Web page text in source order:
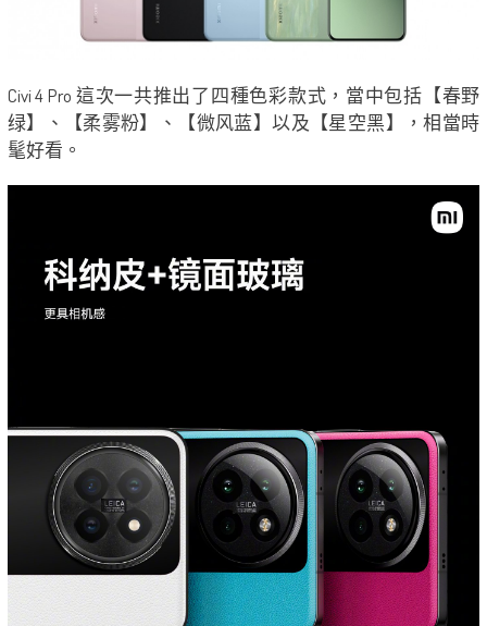
Civi 4 Pro 這次一共推出了四種色彩款式，當中包括【春野
绿】、【柔雾粉】、【微风蓝】以及【星空黑】，相當時
髦好看。